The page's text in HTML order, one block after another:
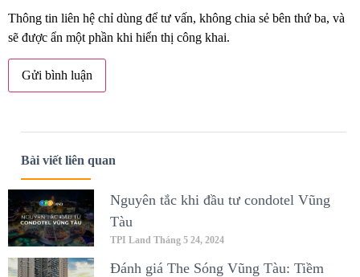
Thông tin liên hệ chỉ dùng để tư vấn, không chia sẻ bên thứ ba, và
sẽ được ẩn một phần khi hiển thị công khai.
Bài viết liên quan
Nguyên tắc khi đầu tư condotel Vũng
Tàu
TPI Land Tháng 5 24, 2024
Đánh giá The Sóng Vũng Tàu: Tiềm